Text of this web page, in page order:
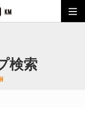
検索